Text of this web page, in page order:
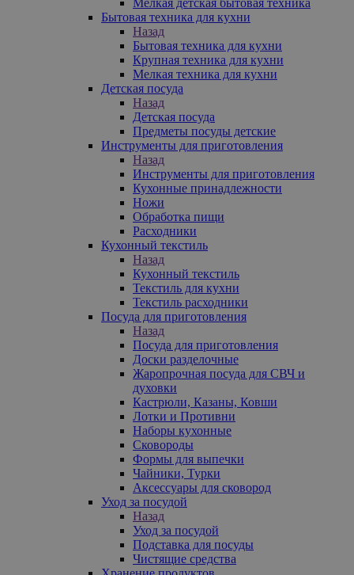
Бытовая техника для кухни
Назад
Бытовая техника для кухни
Крупная техника для кухни
Мелкая техника для кухни
Детская посуда
Назад
Детская посуда
Предметы посуды детские
Инструменты для приготовления
Назад
Инструменты для приготовления
Кухонные принадлежности
Ножи
Обработка пищи
Расходники
Кухонный текстиль
Назад
Кухонный текстиль
Текстиль для кухни
Текстиль расходники
Посуда для приготовления
Назад
Посуда для приготовления
Доски разделочные
Жаропрочная посуда для СВЧ и
духовки
Кастрюли, Казаны, Ковши
Лотки и Противни
Наборы кухонные
Сковороды
Формы для выпечки
Чайники, Турки
Аксессуары для сковород
Уход за посудой
Назад
Уход за посудой
Подставка для посуды
Чистящие средства